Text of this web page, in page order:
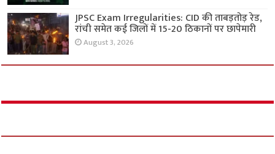
JPSC Exam Irregularities: CID की ताबड़तोड़ रेड,
रांची समेत कई जिलों में 15-20 ठिकानों पर छापेमारी
August 3, 2026